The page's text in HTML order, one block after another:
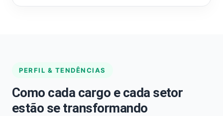
PERFIL & TENDÊNCIAS
Como cada cargo e cada setor
estão se transformando